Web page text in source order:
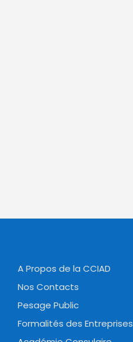
A Propos de la CCIAD
Nos Contacts
Pesage Public
Formalités des Entreprises